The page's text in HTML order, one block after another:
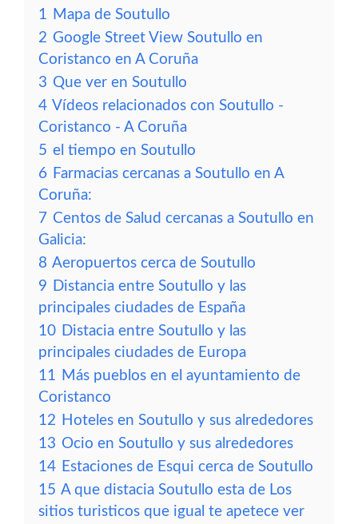
1 Mapa de Soutullo
2 Google Street View Soutullo en
Coristanco en A Coruña
3 Que ver en Soutullo
4 Vídeos relacionados con Soutullo -
Coristanco - A Coruña
5 el tiempo en Soutullo
6 Farmacias cercanas a Soutullo en A
Coruña:
7 Centos de Salud cercanas a Soutullo en
Galicia:
8 Aeropuertos cerca de Soutullo
9 Distancia entre Soutullo y las
principales ciudades de España
10 Distacia entre Soutullo y las
principales ciudades de Europa
11 Más pueblos en el ayuntamiento de
Coristanco
12 Hoteles en Soutullo y sus alrededores
13 Ocio en Soutullo y sus alrededores
14 Estaciones de Esqui cerca de Soutullo
15 A que distacia Soutullo esta de Los
sitios turisticos que igual te apetece ver